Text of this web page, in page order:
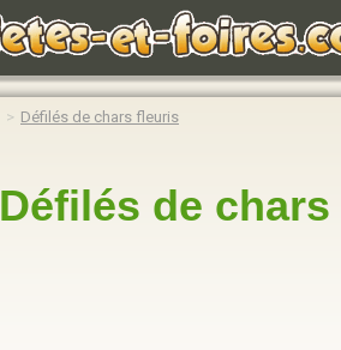
Défilés de chars fleuris
Défilés de